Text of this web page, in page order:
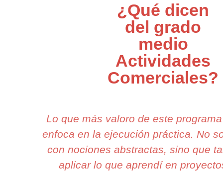
¿Qué dicen
del grado
medio
Actividades
Comerciales?
Lo que más valoro de este
enfoca en la ejecución práctica. No
con nociones abstractas, sino que
aplicar lo que aprendí en